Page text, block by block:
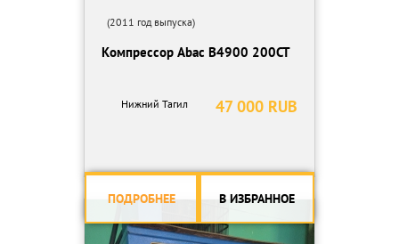
(2011 год выпуска)
Компрессор Abac B4900 200CT
47 000 RUB
Нижний Тагил
ПОДРОБНЕЕ В ИЗБРАННОЕ